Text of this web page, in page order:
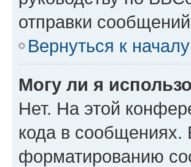
отправки
Вернуться к началу
Могу ли я
Нет. На этой
кода в сообщениях.
форматированию